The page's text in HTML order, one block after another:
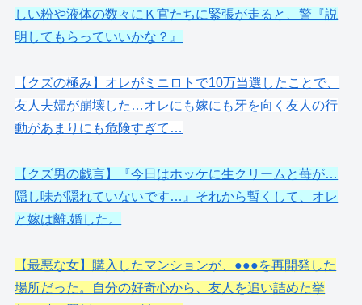
しい粉や液体の数々にＫ官たちに緊張が走ると、警『説
明してもらっていいかな？』
【クズの極み】オレがミニロトで10万当選したことで、
友人夫婦が崩壊した…オレにも嫁にも牙を向く友人の行
動があまりにも危険すぎて…
【クズ男の戯言】『今日はホッケに生クリームと苺が…
隠し味が隠れていないです…』それから暫くして、オレ
と嫁は離.婚した。
【最悪な女】購入したマンションが、●●●を再開発した
場所だった。自分の好奇心から、友人を追い詰めた挙